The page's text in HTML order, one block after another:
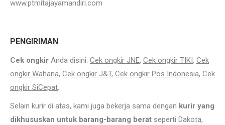
www.ptmitajayamandiri.com
PENGIRIMAN
Cek ongkir Anda disini: Cek ongkir JNE, Cek ongkir TIKI , Cek
ongkir Wahana, Cek ongkir J&T, Cek ongkir Pos Indonesia, Cek
ongkir SiCepat.
Selain kurir di atas, kami juga bekerja sama dengan kurir yang
dikhususkan untuk barang-barang berat seperti Dakota,